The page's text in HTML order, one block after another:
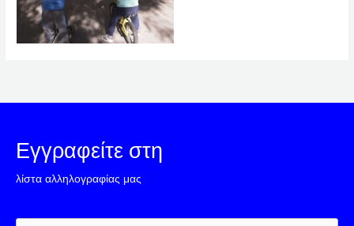
Εγγραφείτε στη
λίστα αλληλογραφίας μας